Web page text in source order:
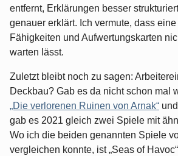
entfernt, Erklärungen besser
genauer erklärt. Ich vermute, dass
Fähigkeiten und Aufwertungskarten
warten lässt.
Zuletzt bleibt noch zu sagen:
Deckbau? Gab es da nicht schon mal
„Die verlorenen Ruinen von Arnak“ und
gab es 2021 gleich zwei Spiele mit
Wo ich die beiden genannten Spiele
vergleichen konnte, ist „Seas of